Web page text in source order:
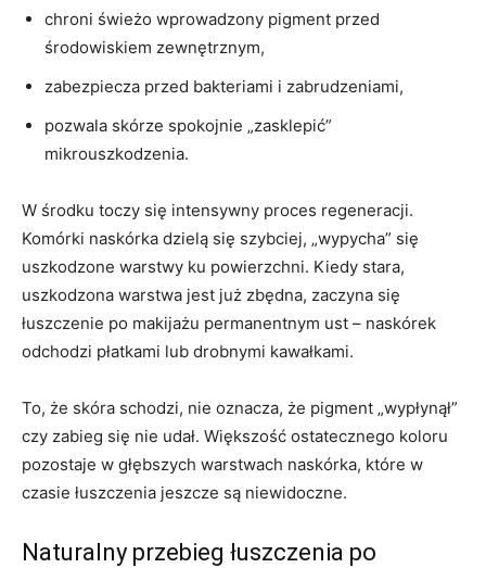
chroni świeżo wprowadzony pigment przed
środowiskiem zewnętrznym,
zabezpiecza przed bakteriami i zabrudzeniami,
pozwala skórze spokojnie „zasklepić”
mikrouszkodzenia.
W środku toczy się intensywny proces regeneracji.
Komórki naskórka dzielą się szybciej, „wypycha” się
uszkodzone warstwy ku powierzchni. Kiedy stara,
uszkodzona warstwa jest już zbędna, zaczyna się
łuszczenie po makijażu permanentnym ust – naskórek
odchodzi płatkami lub drobnymi kawałkami.
To, że skóra schodzi, nie oznacza, że pigment „wypłynął”
czy zabieg się nie udał. Większość ostatecznego koloru
pozostaje w głębszych warstwach naskórka, które w
czasie łuszczenia jeszcze są niewidoczne.
Naturalny przebieg łuszczenia po